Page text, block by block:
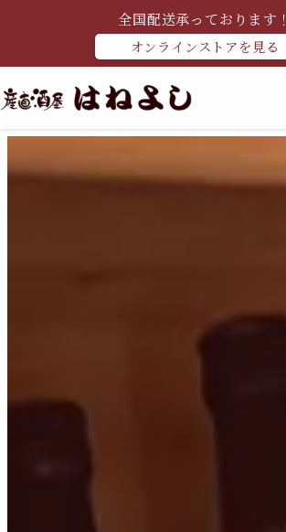
全国配送承っております！
オンラインストアを見る